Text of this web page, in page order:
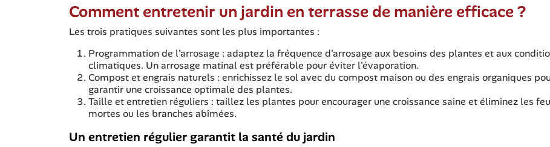
Comment entretenir un jardin en terrasse de manière efficace ?
Les trois pratiques suivantes sont les plus importantes :
Programmation de l'arrosage : adaptez la fréquence d'arrosage aux besoins des plantes et aux
climatiques. Un arrosage matinal est préférable pour éviter l'évaporation.
Compost et engrais naturels : enrichissez le sol avec du compost maison ou des engrais organiques
garantir une croissance optimale des plantes.
Taille et entretien réguliers : taillez les plantes pour encourager une croissance saine et éliminez les
mortes ou les branches abîmées.
Un entretien régulier garantit la santé du jardin